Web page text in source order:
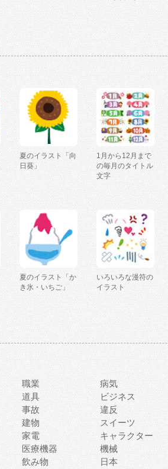
夏のイラスト「向
日葵」
1月から12月まで
の毎月のタイトル
文字
夏のイラスト「か
き氷・いちご」
いろいろな漫符の
イラスト
職業 病気
道具 ビジネス
事故 違反
建物 スイーツ
家電 キャラクター
医療機器 機械
飲み物 日本